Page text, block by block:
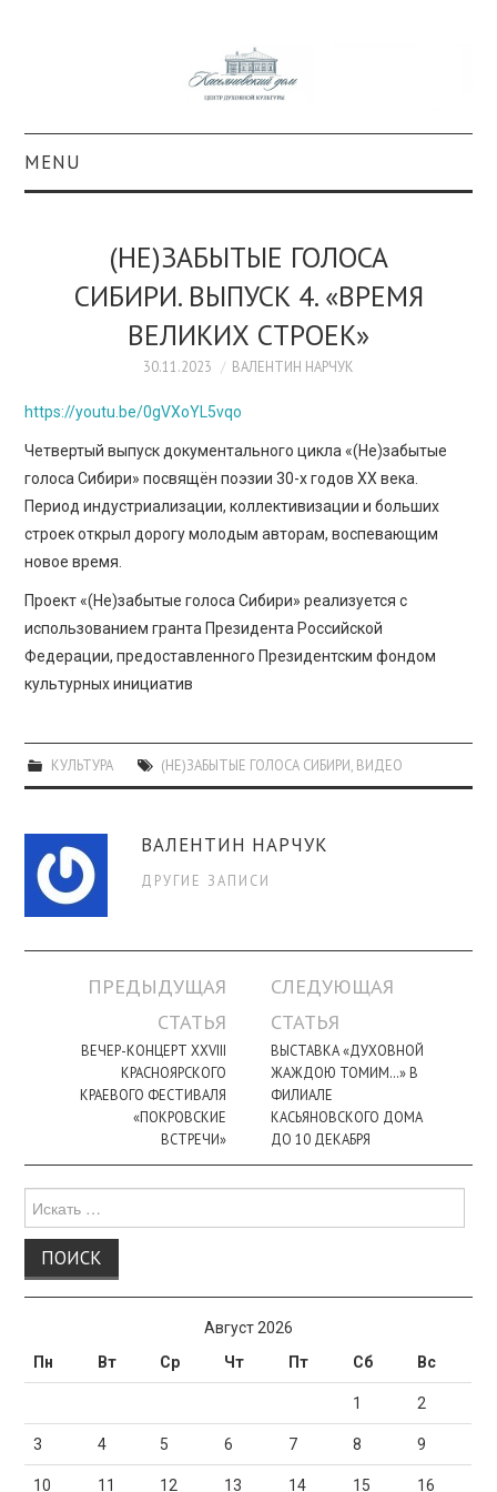
MENU
КОЛЛЕКЦИИ
#КАСДОМ
ОБРАЗОВАНИЕ
ПРОСВЕЩЕНИЕ
(НЕ)ЗАБЫТЫЕ ГОЛОСА
СИБИРИ. ВЫПУСК 4. «ВРЕМЯ
ВЕЛИКИХ СТРОЕК»
30.11.2023 ВАЛЕНТИН НАРЧУК
https://youtu.be/0gVXoYL5vqo
Четвертый выпуск документального цикла «(Не)забытые
голоса Сибири» посвящён поэзии 30-х годов XX века.
Период индустриализации, коллективизации и больших
строек открыл дорогу молодым авторам, воспевающим
новое время.
Проект «(Не)забытые голоса Сибири» реализуется с
использованием гранта Президента Российской
Федерации, предоставленного Президентским фондом
культурных инициатив
КУЛЬТУРА (НЕ)ЗАБЫТЫЕ ГОЛОСА СИБИРИ ВИДЕО
ВАЛЕНТИН НАРЧУК
ДРУГИЕ ЗАПИСИ
Навигация
записи
ПРЕДЫДУЩАЯ
СТАТЬЯ
ВЕЧЕР-КОНЦЕРТ XXVIII
КРАСНОЯРСКОГО
КРАЕВОГО ФЕСТИВАЛЯ
«ПОКРОВСКИЕ
ВСТРЕЧИ»
СЛЕДУЮЩАЯ
СТАТЬЯ
ВЫСТАВКА «ДУХОВНОЙ
ЖАЖДОЮ ТОМИМ…» В
ФИЛИАЛЕ
КАСЬЯНОВСКОГО ДОМА
ДО 10 ДЕКАБРЯ
для:
Август 2026
Пн
Вт Ср Чт Пт Сб Вс
1 2
3 4 5 6 7 8 9
10 11 12 13 14 15 16